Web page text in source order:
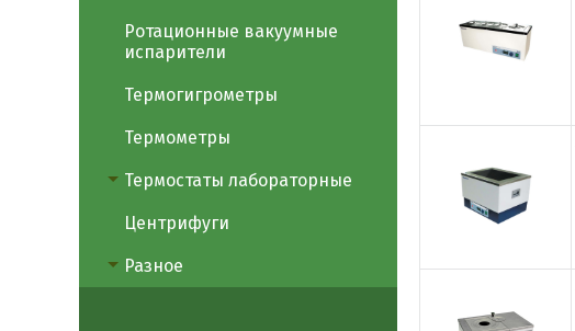
Ротационные вакуумные
испарители
Термогигрометры
Термометры
Термостаты лабораторные
Центрифуги
Разное